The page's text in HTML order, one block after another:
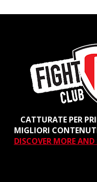
CATTURATE PER
MIGLIORI
DISCOVER MORE AND